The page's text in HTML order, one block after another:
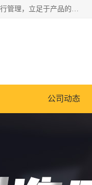
南通科达机床制造有限公司主要生产液压机、冲床、压力机等产品；本公司采用现代化企业的管理方法进行管理，立足于产品的质量管理，以优秀的品质、新颖的设计、合理的价格、完善的服务赢得广大客户的充分信赖和良好的口碑。领导层将运用科学管理方法及长期积累下来的经验和广泛领域吸取来新的技术不断调整产品结构，为市场提供精良的各类机械设备。企业将坚持与国内外各界朋友，真诚合作，共创辉煌。
公司动态